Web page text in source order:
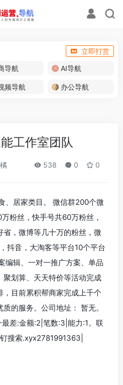
立即打赏
导航 AI导航
频导航 办公导航
工作室团队
538 0 0
、居家类目。 微信群200个微
粉丝，快手号共60万粉丝，
，微博等几十万的粉丝，微
抖音，大淘客等平台10个平台
编辑、一对一推广方案、单品
划算、天天特价等活动完成
目前累积帮商家完成上千个
的服务。公司地址： 暂无。
差:金额:2|笔数:3|能力:1。联
搜索.xyx2781991363|